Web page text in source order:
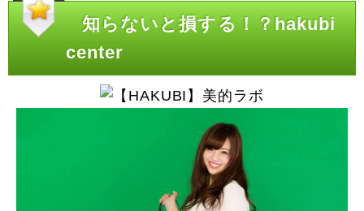
知らないと損する！？hakubi
center